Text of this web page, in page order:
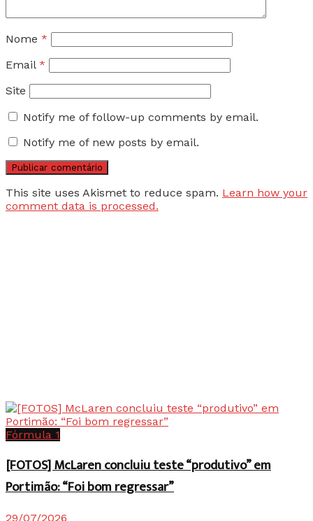
Nome *
Email *
Site
Notify me of follow-up comments by email.
Notify me of new posts by email.
This site uses Akismet to reduce spam. Learn how your
comment data is processed.
Fórmula 1
[FOTOS] McLaren concluiu teste “produtivo” em
Portimão: “Foi bom regressar”
29/07/2026